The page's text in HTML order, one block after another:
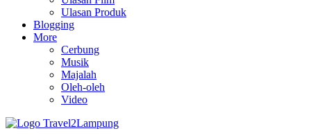
Ulasan Produk
Blogging
More
Cerbung
Musik
Majalah
Oleh-oleh
Video